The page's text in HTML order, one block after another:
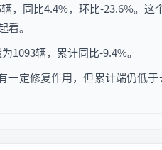
，同比4.4%，环比-23.6%。
。
1093辆，累计同比-9.4%。
一定修复作用，但累计端仍低